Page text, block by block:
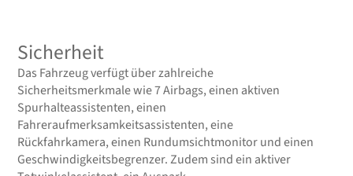
Sicherheit
Das Fahrzeug verfügt über zahlreiche
Sicherheitsmerkmale wie 7 Airbags, einen aktiven
Spurhalteassistenten, einen
Fahreraufmerksamkeitsassistenten, eine
Rückfahrkamera, einen Rundumsichtmonitor und einen
Geschwindigkeitsbegrenzer. Zudem sind ein aktiver